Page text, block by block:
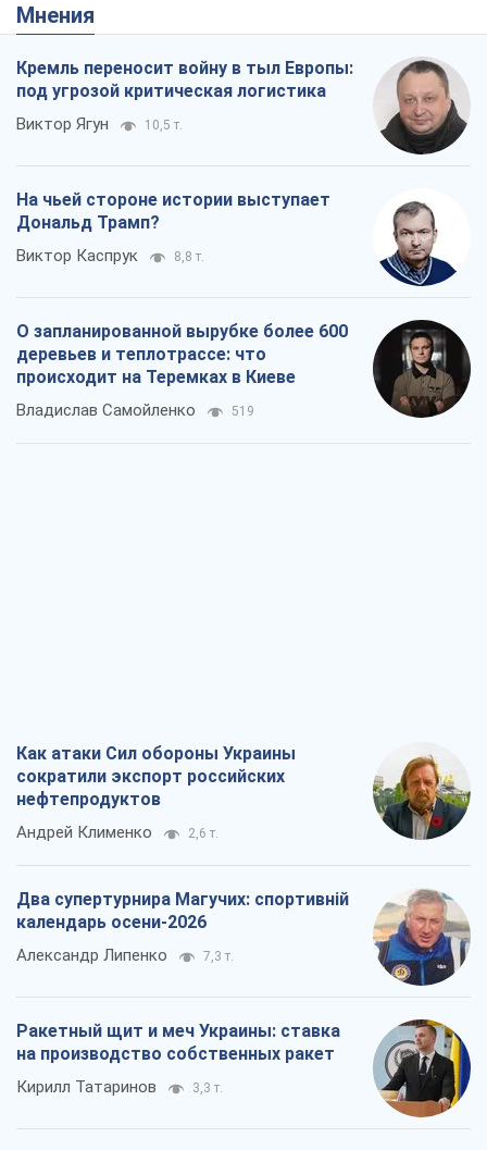
Мнения
Кремль переносит войну в тыл Европы:
под угрозой критическая логистика
Виктор Ягун 10,5 т.
На чьей стороне истории выступает
Дональд Трамп?
Виктор Каспрук 8,8 т.
О запланированной вырубке более 600
деревьев и теплотрассе: что
происходит на Теремках в Киеве
Владислав Самойленко 519
Как атаки Сил обороны Украины
сократили экспорт российских
нефтепродуктов
Андрей Клименко 2,6 т.
Два супертурнира Магучих: спортивній
календарь осени-2026
Александр Липенко 7,3 т.
Ракетный щит и меч Украины: ставка
на производство собственных ракет
Кирилл Татаринов 3,3 т.